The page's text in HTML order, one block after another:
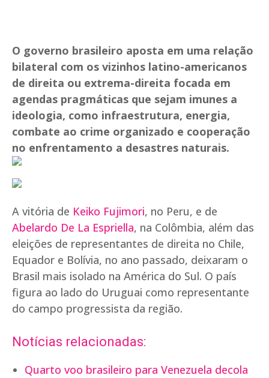
O governo brasileiro aposta em uma relação
bilateral com os vizinhos latino-americanos
de direita ou extrema-direita focada em
agendas pragmáticas que sejam imunes a
ideologia, como infraestrutura, energia,
combate ao crime organizado e cooperação
no enfrentamento a desastres naturais.
A vitória de Keiko Fujimori, no Peru, e de
Abelardo De La Espriella, na Colômbia, além das
eleições de representantes de direita no Chile,
Equador e Bolívia, no ano passado, deixaram o
Brasil mais isolado na América do Sul. O país
figura ao lado do Uruguai como representante
do campo progressista da região.
Notícias relacionadas:
Quarto voo brasileiro para Venezuela decola